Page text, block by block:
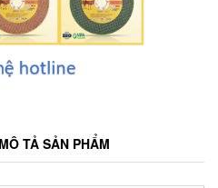
MÔ TẢ SẢN PHẨM